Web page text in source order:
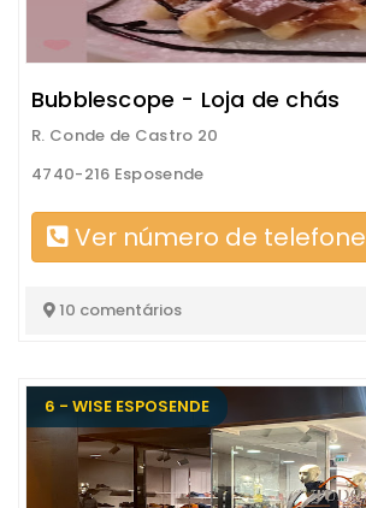
Bubblescope - Loja de chás
R. Conde de Castro 20
4740-216 Esposende
Ver número de telefone
10 comentários
6 - WISE ESPOSENDE